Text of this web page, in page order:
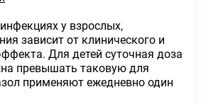
у взрослых,
зависит от клинического и
Для детей суточная доза
превышать таковую для
применяют ежедневно один